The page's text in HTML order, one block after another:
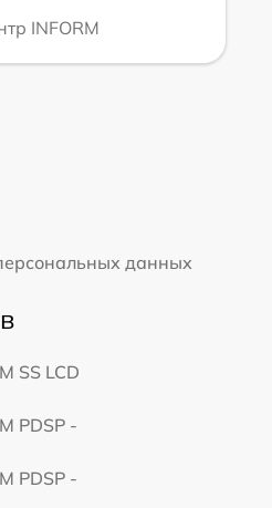
INFORM
данных
SS LCD
PDSP -
PDSP -